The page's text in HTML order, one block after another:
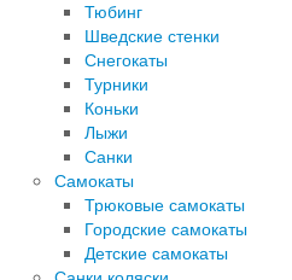
Тюбинг
Шведские стенки
Снегокаты
Турники
Коньки
Лыжи
Санки
Самокаты
Трюковые самокаты
Городские самокаты
Детские самокаты